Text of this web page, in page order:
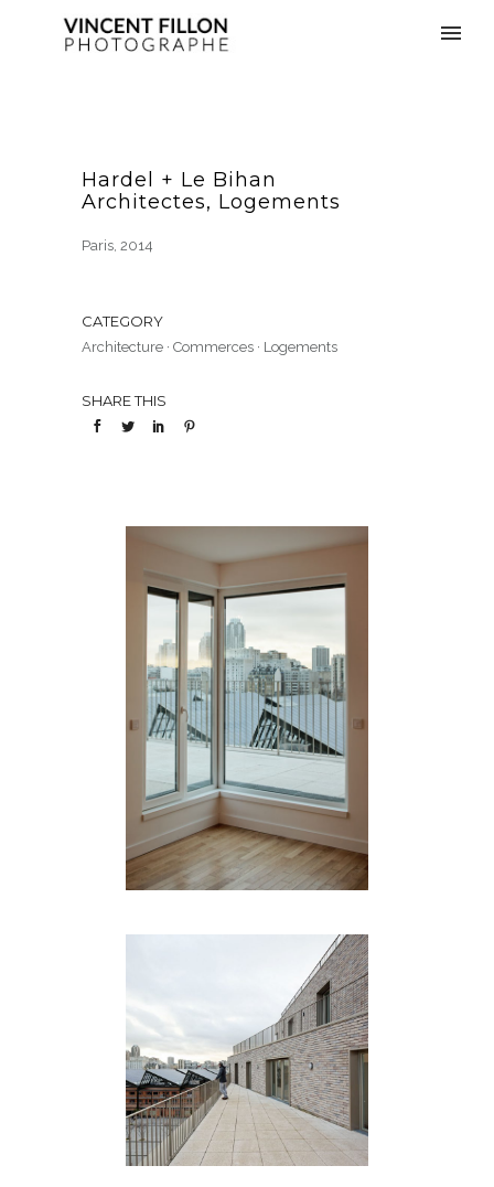
Hardel + Le Bihan
Architectes, Logements
Paris, 2014
CATEGORY
Architecture · Commerces · Logements
SHARE THIS